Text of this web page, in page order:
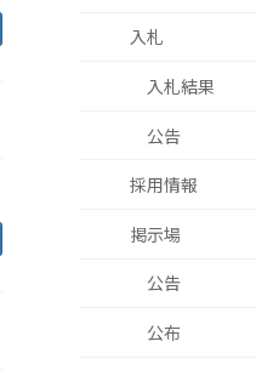
入札
入札結果
公告
採用情報
掲示場
公告
公布